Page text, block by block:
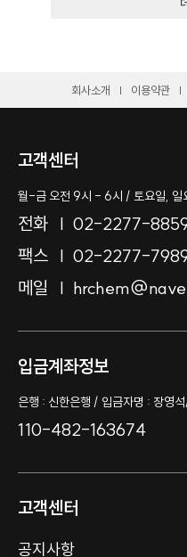
회사소개 이용약관
고객센터
월-금 오전 9시 - 6시 / 토요일, 일
전화
02-2277-
팩스
02-2277-
메일
입금계좌정보
은행 : 신한은행 / 입금자명 : 장영
110-482-163674
고객센터
공지사항